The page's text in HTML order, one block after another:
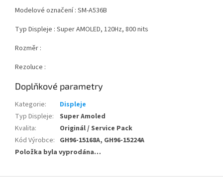
Modelové označení : SM-A536B
Typ Displeje : Super AMOLED, 120Hz, 800 nits
Rozměr :
Rezoluce :
Doplňkové parametry
Kategorie:
Displeje
Typ Displeje:
Super Amoled
Kvalita:
Originál / Service Pack
Kód Výrobce: GH96-15168A, GH96-15224A
Položka byla vyprodána…